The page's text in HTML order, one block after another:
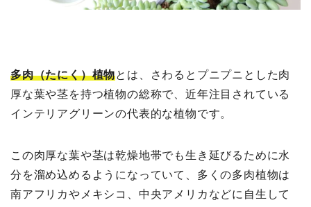
多肉（たにく）植物とは、さわるとプニプニとした肉
厚な葉や茎を持つ植物の総称で、近年注目されている
インテリアグリーンの代表的な植物です。
この肉厚な葉や茎は乾燥地帯でも生き延びるために水
分を溜め込めるようになっていて、多くの多肉植物は
南アフリカやメキシコ、中央アメリカなどに自生して